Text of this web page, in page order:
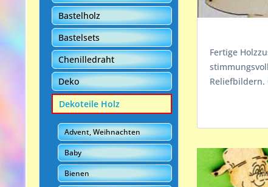
Bastelholz
Bastelsets
Chenilledraht
Deko
Dekoteile Holz
Advent, Weihnachten
Baby
Bienen
Fertige
Reliefbildern.